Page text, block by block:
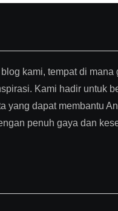
kami, tempat di mana
Kami hadir untuk
yang dapat membantu
penuh gaya dan